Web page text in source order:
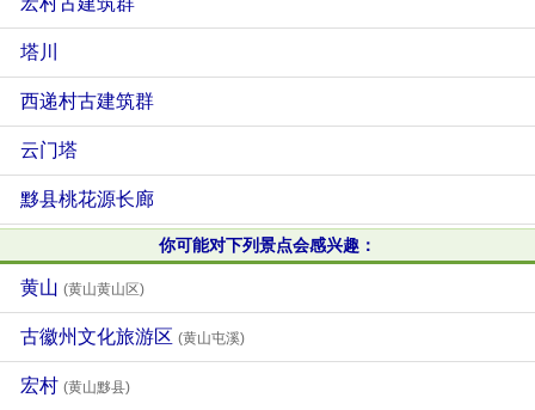
塔川
西递村古建筑群
云门塔
黟县桃花源长廊
你可能对下列景点会感兴趣：
黄山 (黄山黄山区)
古徽州文化旅游区 (黄山屯溪)
宏村 (黄山黟县)